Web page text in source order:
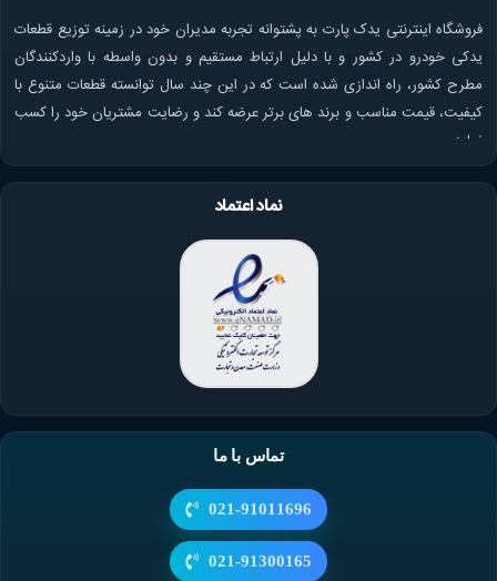
فروشگاه اینترنتی یدک پارت به پشتوانه تجربه مدیران خود در زمینه توزیع قطعات
یدکی خودرو در کشور و با دلیل ارتباط مستقیم و بدون واسطه با واردکنندگان
مطرح کشور، راه اندازی شده است که در این چند سال توانسته قطعات متنوع با
کیفیت، قیمت مناسب و برند های برتر عرضه کند و رضایت مشتریان خود را کسب
نماید.
نماد اعتماد
تماس با ما
021-91011696
021-91300165